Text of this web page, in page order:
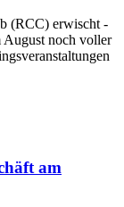
(RCC) erwischt -
August noch voller
am